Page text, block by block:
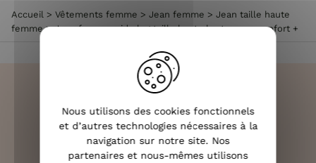
Accueil > Vêtements femme > Jean femme > Jean taille haute
femme >Jean femme wide leg taille haute brut coupe confort +
LIVRAISON RAPIDE
OFFERTE DÈS 70€
Nous utilisons des cookies fonctionnels
et d’autres technologies nécessaires à la
navigation sur notre site. Nos
partenaires et nous-mêmes utilisons